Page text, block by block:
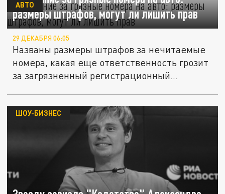
размеры штрафов, могут ли лишить прав
АВТО
29 ДЕКАБРЯ 06:05
Названы размеры штрафов за нечитаемые
номера, какая еще ответственность грозит
за загрязненный регистрационный...
ШОУ-БИЗНЕС